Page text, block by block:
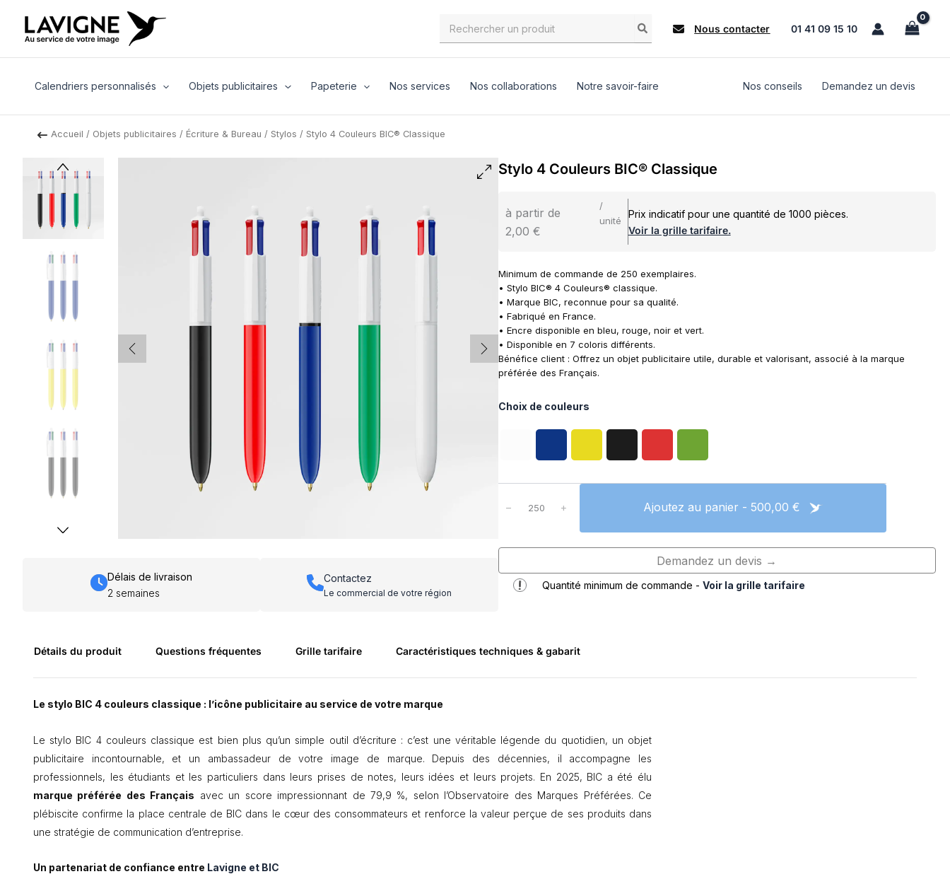
contenu
for:
Nous contacter 01 41 09 15 10
Calendriers personnalisés Objets publicitaires Papeterie Nos services Nos collaborations Notre savoir-faire Nos conseils Demandez un devis
Accueil / Objets publicitaires / Écriture & Bureau / Stylos / Stylo 4 Couleurs BIC® Classique
Délais de livraison
2 semaines
Contactez
Le commercial de votre région
Stylo 4 Couleurs BIC® Classique
à partir de
2,00 €
/
unité
Prix indicatif pour une quantité de 1000 pièces.
Voir la grille tarifaire.
Minimum de commande de 250 exemplaires.
• Stylo BIC® 4 Couleurs® classique.
• Marque BIC, reconnue pour sa qualité.
• Fabriqué en France.
• Encre disponible en bleu, rouge, noir et vert.
• Disponible en 7 coloris différents.
Bénéfice client : Offrez un objet publicitaire utile, durable et valorisant, associé à la marque
préférée des Français.
Choix de couleurs
t
t
u
l
e
u
r
s
− + Ajoutez au panier - 500,00 €
Demandez un devis →
Quantité minimum de commande - Voir la grille tarifaire
Détails du produit Questions fréquentes Grille tarifaire Caractéristiques techniques & gabarit
Le stylo BIC 4 couleurs classique : l’icône publicitaire au service de votre marque
Le stylo BIC 4 couleurs classique est bien plus qu’un simple outil d’écriture : c’est une véritable légende du quotidien, un objet
publicitaire incontournable, et un ambassadeur de votre image de marque. Depuis des décennies, il accompagne les
professionnels, les étudiants et les particuliers dans leurs prises de notes, leurs idées et leurs projets. En 2025, BIC a été élu
marque préférée des Français avec un score impressionnant de 79,9 %, selon l’Observatoire des Marques Préférées. Ce
plébiscite confirme la place centrale de BIC dans le cœur des consommateurs et renforce la valeur perçue de ses produits dans
une stratégie de communication d’entreprise.
Un partenariat de confiance entre Lavigne et BIC